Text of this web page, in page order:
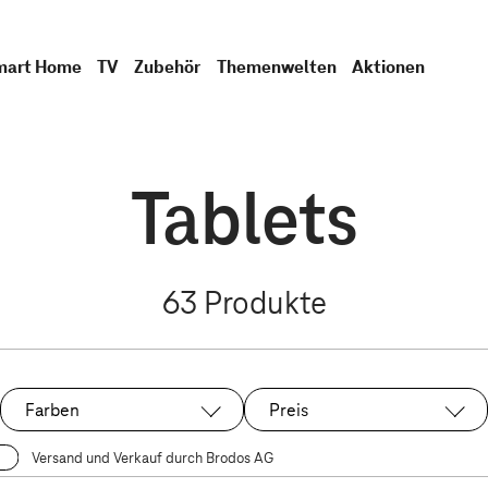
Home TV Zubehör Themenwelten Aktionen
Tablets
63 Produkte
Farben Preis
Versand und Verkauf durch Brodos AG